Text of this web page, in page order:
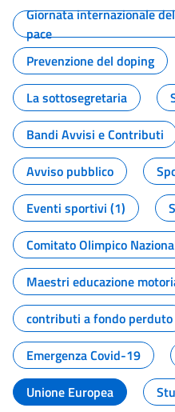
Giornata internazionale
pace
Prevenzione del doping
La sottosegretaria
Bandi Avvisi e Contributi
Avviso pubblico
Eventi sportivi (1)
Comitato Olimpico
Maestri educazione
contributi a fondo perduto
Emergenza Covid-19
Unione Europea